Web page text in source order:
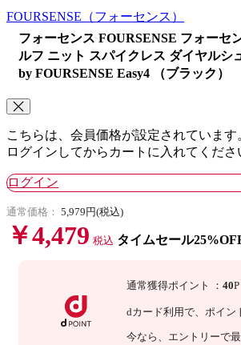
FOURSENSE （フォーセンス）
フォーセンス FOURSENSE フォーセ
ルフ ニット スパイクレス ダイヤルシ
by FOURSENSE Easy4 （ブラック）
こちらは、会員価格が設定されています
ログインしてからカートに入れてくださ
ログイン
通常価格： 5,979円(税込)
￥4,479 税込 タイムセール
通常獲得ポイント ： 40P
dカード利用で、 ポイン
今なら 、エントリーで